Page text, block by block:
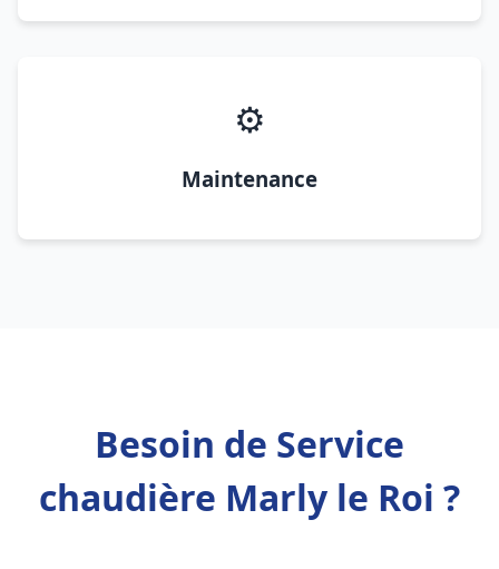
⚙️
Maintenance
Besoin de Service
chaudière Marly le Roi ?